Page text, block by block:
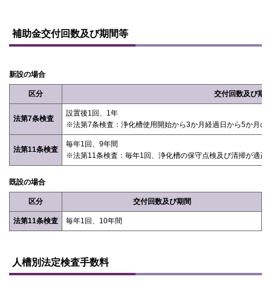
ッ
プ
に
る
補助金交付回数及び期間等
新設の場合
区分 交付回数及び期
法第7条検査
設置後1回、1年
※法第7条検査：浄化槽使用開始から3か月経過日から5か月の
法第11条検査
毎年1回、9年間
※法第11条検査：毎年1回、浄化槽の保守点検及び清掃が適正
既設の場合
区分 交付回数及び期間
法第11条検査 毎年1回、10年間
プ
に
人槽別法定検査手数料